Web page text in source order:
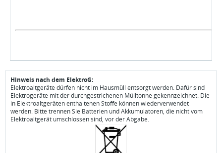
Hinweis nach dem ElektroG:
Elektroaltgeräte dürfen nicht im Hausmüll entsorgt werden. Dafür sind
Elektrogeräte mit der durchgestrichenen Mülltonne gekennzeichnet. Die
in Elektroaltgeräten enthaltenen Stoffe können wiederverwendet
werden. Bitte trennen Sie Batterien und Akkumulatoren, die nicht vom
Elektroaltgerät umschlossen sind, vor der Abgabe.